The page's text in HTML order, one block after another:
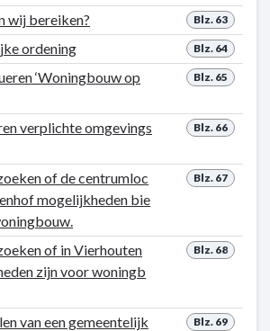
Blz. 63
wij bereiken?
Blz. 64
ordening
Blz. 65
‘Woningbouw op
Blz. 66
verplichte omgevings
Blz. 67
of de centrumloc
mogelijkheden bie
Blz. 68
of in Vierhouten
zijn voor woningb
Blz. 69
van een gemeentelijk